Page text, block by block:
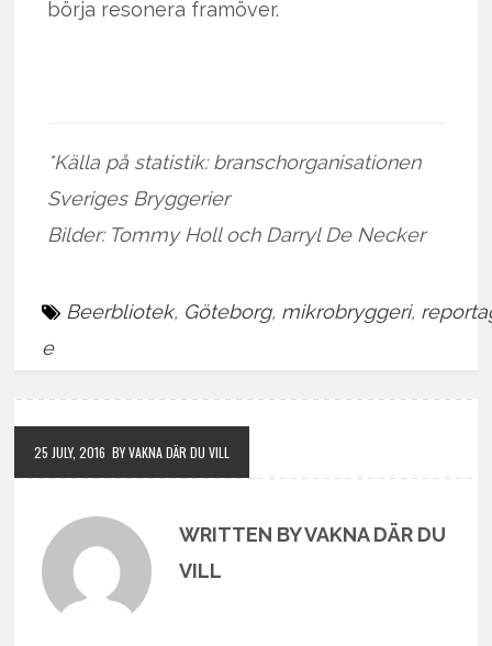
börja resonera framöver.
*Källa på statistik: branschorganisationen
Sveriges Bryggerier
Bilder: Tommy Holl och Darryl De Necker
Beerbliotek, Göteborg, mikrobryggeri,
e
25 JULY, 2016 BY VAKNA DÄR DU VILL
WRITTEN BY VAKNA DÄR DU
VILL